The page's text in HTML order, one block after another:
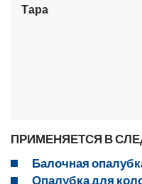
Тара
ПРИМЕНЯЕТСЯ В
Балочная
Опалубка для